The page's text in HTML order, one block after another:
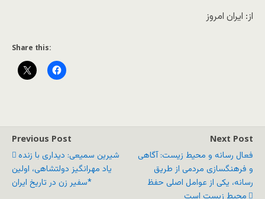
از: ایران امروز
Share this:
Previous Post
شیرین سمیعی: دیداری با زنده
یاد مهرانگیز دولتشاهی، اولین
سفیر زن در تاریخ ایران*
Next Post
فعال رسانه و محیط زیست: آگاهی
و فرهنگسازی مردمی از طریق
رسانه، یکی از عوامل اصلی حفظ